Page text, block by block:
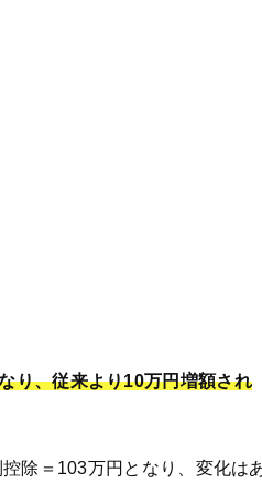
り、従来より10万円増額され
除＝103万円となり、変化は